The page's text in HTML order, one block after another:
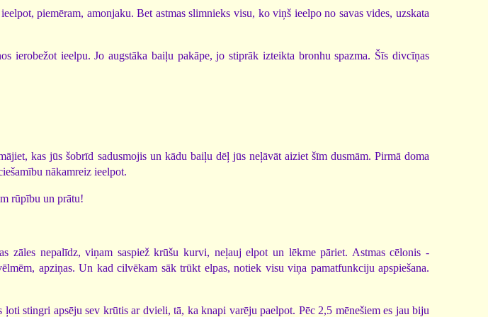
piemēram, amonjaku. Bet astmas slimnieks visu, ko viņš ieelpo no savas vides, uzskata
ierobežot ieelpu. Jo augstāka baiļu pakāpe, jo stiprāk izteikta bronhu spazma. Šīs divcīņas
kas jūs šobrīd sadusmojis un kādu baiļu dēļ jūs neļāvāt aiziet šīm dusmām. Pirmā doma
nākamreiz ieelpot.
rūpību un prātu!
zāles nepalīdz, viņam saspiež krūšu kurvi, neļauj elpot un lēkme pāriet. Astmas cēlonis -
apziņas. Un kad cilvēkam sāk trūkt elpas, notiek visu viņa pamatfunkciju apspiešana.
stingri apsēju sev krūtis ar dvieli, tā, ka knapi varēju paelpot. Pēc 2,5 mēnešiem es jau biju